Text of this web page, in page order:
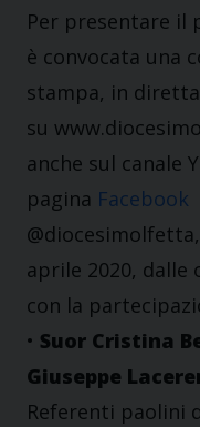
Per presentare il
è convocata una
stampa, in
su
anche sul canale
pagina Facebook
aprile 2020, dalle
con la
• Suor Cristina
Giuseppe
Referenti paolini